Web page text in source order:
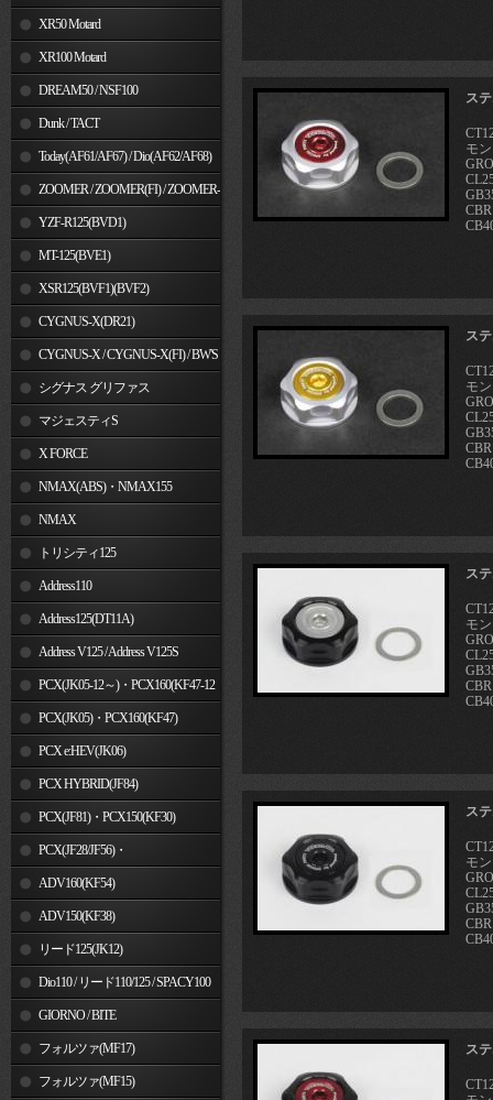
XR50 Motard
XR100 Motard
DREAM50 / NSF100
Dunk / TACT
Today(AF61/AF67) / Dio(AF62/AF68)
ZOOMER / ZOOMER(FI) / ZOOMER-
YZF-R125(BVD1)
MT-125(BVE1)
XSR125(BVF1)(BVF2)
CYGNUS-X(DR21)
CYGNUS-X / CYGNUS-X(FI) / BW'S
125 シグナス グリファス
マジェスティS
X FORCE
NMAX(ABS)・NMAX155
NMAX
トリシティ125
Address110
Address125(DT11A)
Address V125 / Address V125S
PCX(JK05-12～)・PCX160(KF47-12
～) PCX(JK05)・PCX160(KF47)
PCX e:HEV(JK06)
PCX HYBRID(JF84)
PCX(JF81)・PCX150(KF30)
PCX(JF28/JF56)・
PCX150(KF12/KF18)
ADV160(KF54)
ADV150(KF38)
リード125(JK12)
Dio110 / リード110/125 / SPACY100
GIORNO / BITE
フォルツァ(MF17)
フォルツァ(MF15)
ス
モ
ス
モ
ス
モ
ス
モ
ス